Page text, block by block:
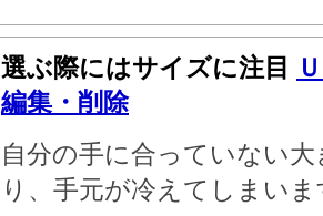
選ぶ際にはサイズに注目
編集・削除
自分の手に合っていない
り、手元が冷えてしまいま